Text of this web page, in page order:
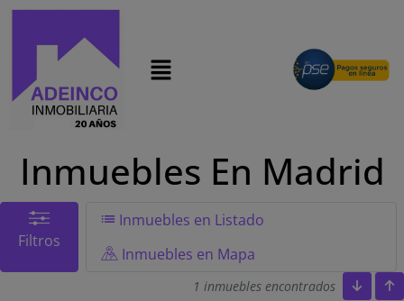
Inmuebles En Madrid
Filtros
Inmuebles en Listado
Inmuebles en Mapa
1 inmuebles encontrados